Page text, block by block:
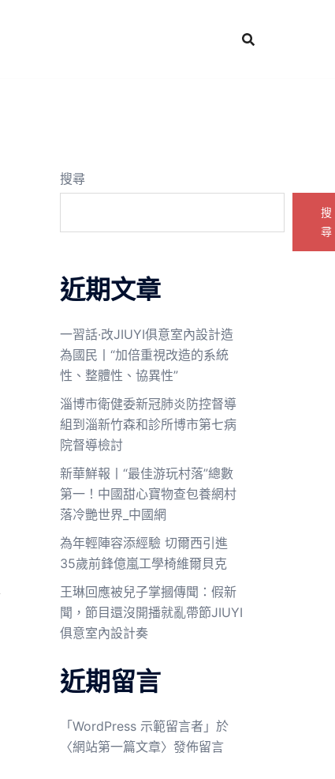
搜尋
搜
尋
近期文章
一習話·改JIUYI俱意室內設計造
為國民丨“加倍重視改造的系統
性、整體性、協異性”
淄博市衛健委新冠肺炎防控督導
組到淄新竹森和診所博市第七病
院督導檢討
新華鮮報丨“最佳游玩村落”總數
第一！中國甜心寶物查包養網村
落冷艷世界_中國網
為年輕陣容添經驗 切爾西引進
35歲前鋒億嵐工學椅維爾貝克
王琳回應被兒子掌摑傳聞：假新
聞，節目還沒開播就亂帶節JIUYI
俱意室內設計奏
近期留言
「 WordPress 示範留言者 」於
〈網站第一篇文章〉發佈留言